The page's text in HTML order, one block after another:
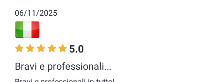
06/11/2025
5.0
Bravi e professionali...